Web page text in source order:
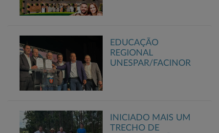
EDUCAÇÃO
REGIONAL
UNESPAR/FACINOR
INICIADO MAIS UM
TRECHO DE